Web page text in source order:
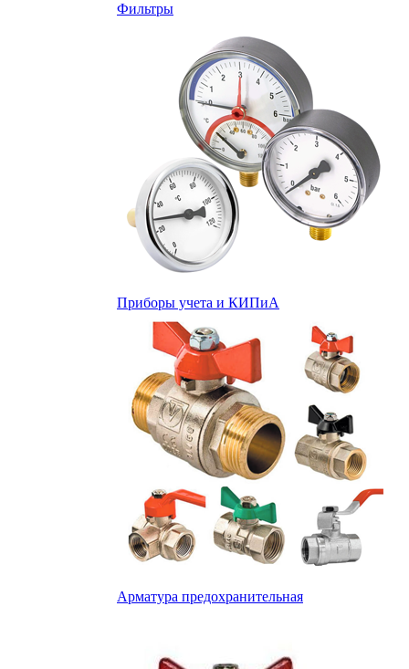
Фильтры
Приборы учета и КИПиА
Арматура предохранительная